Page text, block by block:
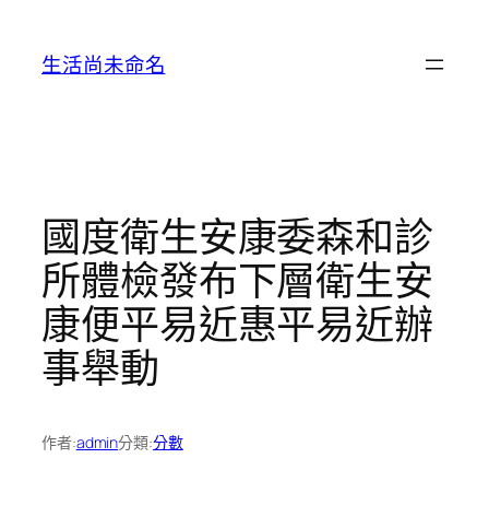
生活尚未命名
國度衛生安康委森和診
所體檢發布下層衛生安
康便平易近惠平易近辦
事舉動
作者:admin分類:分數